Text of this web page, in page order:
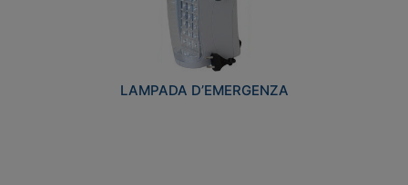
LAMPADA D’EMERGENZA